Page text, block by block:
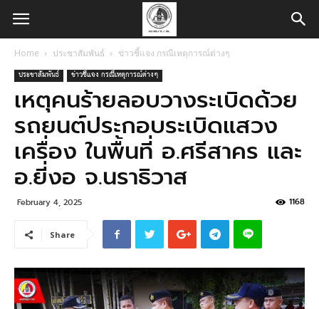
Home ประชาสัมพันธ์ ข่าวชี้แจง กรณีเหตุการณ์ต่างๆ
ประชาสัมพันธ์ ข่าวชี้แจง กรณีเหตุการณ์ต่างๆ
เหตุคนร้ายลอบวางระเบิดด้วย
รถยนต์ประกอบระเบิดแสวง
เครื่อง ในพื้นที่ อ.ศรีสาคร และ
อ.ยี่งอ จ.นราธิวาส
February 4, 2025 1168
Share